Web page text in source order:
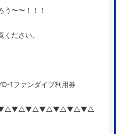
う〜〜！！！
ださい。
1ファンダイブ利用券